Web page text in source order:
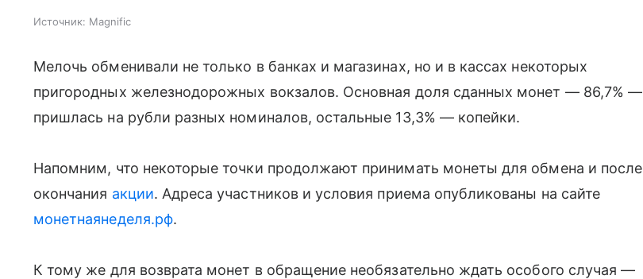
Источник: Magnific
Мелочь обменивали не только в банках и магазинах, но и в кассах некоторых
пригородных железнодорожных вокзалов. Основная доля сданных монет — 86,7% —
пришлась на рубли разных номиналов, остальные 13,3% — копейки.
Напомним, что некоторые точки продолжают принимать монеты для обмена и после
окончания акции. Адреса участников и условия приема опубликованы на сайте
монетнаянеделя.рф.
К тому же для возврата монет в обращение необязательно ждать особого случая —